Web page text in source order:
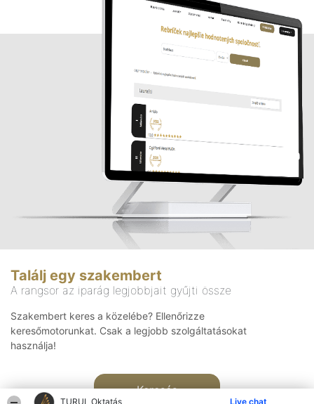
TURUL Oktatás Live chat
Találj egy szakembert
A rangsor az iparág legjobbjait gyűjti össze
Szakembert keres a közelébe? Ellenőrizze
keresőmotorunkat. Csak a legjobb szolgáltatásokat
használja!
Keresés